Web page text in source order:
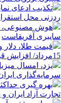
تکذیب ادعای
ردزنی محل
سایبری آفریقاست
قیمت طلا، دلار
15مرداد/ افزایش قیمت ها + جدول
یزد، امسال
سرمایه‌گذاری
بهره گیری
تجارت آزاد ایران